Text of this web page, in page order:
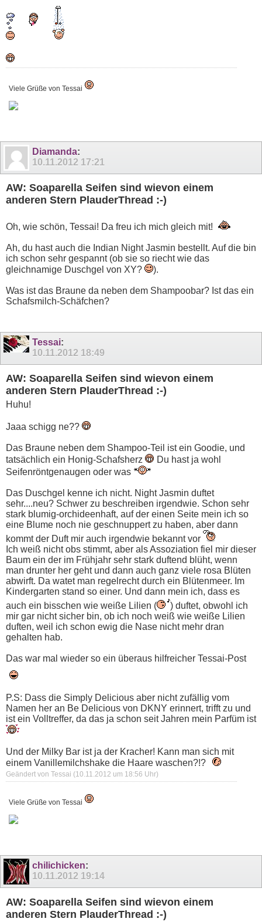
Viele Grüße von Tessai
Diamanda:
10.11.2012 17:21
AW: Soaparella Seifen sind wievon einem
anderen Stern PlauderThread :-)
Oh, wie schön, Tessai! Da freu ich mich gleich mit!
Ah, du hast auch die Indian Night Jasmin bestellt. Auf die bin
ich schon sehr gespannt (ob sie so riecht wie das
gleichnamige Duschgel von XY?
).
Was ist das Braune da neben dem Shampoobar? Ist das ein
Schafsmilch-Schäfchen?
Tessai:
10.11.2012 18:49
AW: Soaparella Seifen sind wievon einem
anderen Stern PlauderThread :-)
Huhu!
Jaaa schigg ne??
Das Braune neben dem Shampoo-Teil ist ein Goodie, und
tatsächlich ein Honig-Schafsherz
Du hast ja wohl
Seifenröntgenaugen oder was
Das Duschgel kenne ich nicht. Night Jasmin duftet
sehr....neu? Schwer zu beschreiben irgendwie. Schon sehr
stark blumig-orchideenhaft, auf der einen Seite mein ich so
eine Blume noch nie geschnuppert zu haben, aber dann
kommt der Duft mir auch irgendwie bekannt vor
Ich weiß nicht obs stimmt, aber als Assoziation fiel mir dieser
Baum ein der im Frühjahr sehr stark duftend blüht, wenn
man drunter her geht und dann auch ganz viele rosa Blüten
abwirft. Da watet man regelrecht durch ein Blütenmeer. Im
Kindergarten stand so einer. Und dann mein ich, dass es
auch ein bisschen wie weiße Lilien (
) duftet, obwohl ich
mir gar nicht sicher bin, ob ich noch weiß wie weiße Lilien
duften, weil ich schon ewig die Nase nicht mehr dran
gehalten hab.
Das war mal wieder so ein überaus hilfreicher Tessai-Post
P.S: Dass die Simply Delicious aber nicht zufällig vom
Namen her an Be Delicious von DKNY erinnert, trifft zu und
ist ein Volltreffer, da das ja schon seit Jahren mein Parfüm ist
Und der Milky Bar ist ja der Kracher! Kann man sich mit
einem Vanillemilchshake die Haare waschen?!?
Geändert von Tessai (10.11.2012 um 18:56 Uhr)
Viele Grüße von Tessai
chilichicken:
10.11.2012 19:14
AW: Soaparella Seifen sind wievon einem
anderen Stern PlauderThread :-)